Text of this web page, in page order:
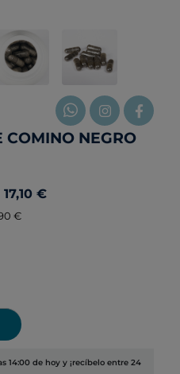
COMINO NEGRO
€
€
14:00 de hoy y ¡recíbelo entre 24